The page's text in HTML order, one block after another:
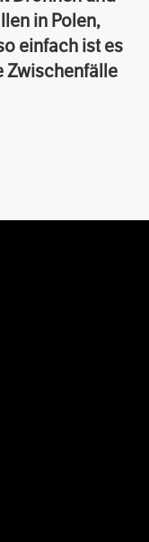
in Polen,
einfach ist es
Zwischenfälle